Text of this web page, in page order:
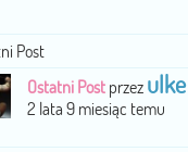
Post
Ostatni Post przez ulke
2 lata 9 miesiąc temu